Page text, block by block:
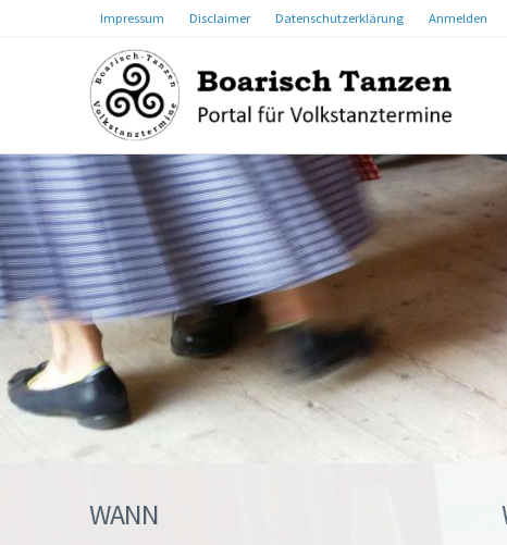
Impressum Disclaimer Datenschutzerklärung Anmelden
WANN